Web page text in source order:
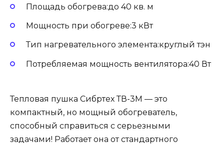
Площадь обогрева:до 40 кв. м
Мощность при обогреве:3 кВт
Тип нагревательного элемента:круглый тэн
Потребляемая мощность вентилятора:40 Вт
Тепловая пушка Сибртех ТВ-3М — это
компактный, но мощный обогреватель,
способный справиться с серьезными
задачами! Работает она от стандартного